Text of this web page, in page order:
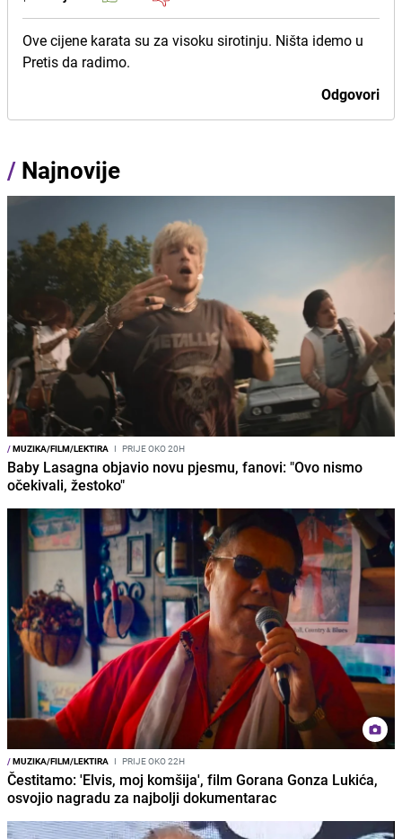
Ove cijene karata su za visoku sirotinju. Ništa idemo u
Pretis da radimo.
Odgovori
/ Najnovije
/MUZIKA/FILM/LEKTIRA I PRIJE OKO 20H
Baby Lasagna objavio novu pjesmu, fanovi: "Ovo nismo
očekivali, žestoko"
/MUZIKA/FILM/LEKTIRA I PRIJE OKO 22H
Čestitamo: 'Elvis, moj komšija', film Gorana Gonza Lukića,
osvojio nagradu za najbolji dokumentarac